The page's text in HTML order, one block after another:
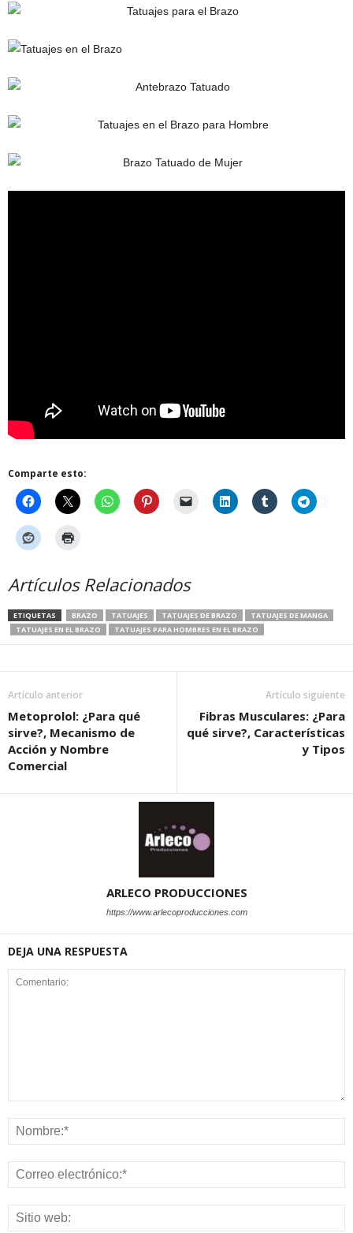
Comparte esto:
Artículos Relacionados
ETIQUETAS BRAZO TATUAJES TATUAJES DE BRAZO
TATUAJES DE MANGA
TATUAJES EN EL BRAZO
TATUAJES PARA HOMBRES EN EL BRAZO
Artículo anterior
Metoprolol: ¿Para qué
sirve?, Mecanismo de
Acción y Nombre
Comercial
Artículo siguiente
Fibras Musculares: ¿Para
qué sirve?, Características
y Tipos
ARLECO PRODUCCIONES
https://www.arlecoproducciones.com
DEJA UNA RESPUESTA